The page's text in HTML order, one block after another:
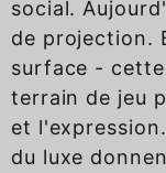
social.
de projection.
surface -
terrain de jeu
et
du luxe